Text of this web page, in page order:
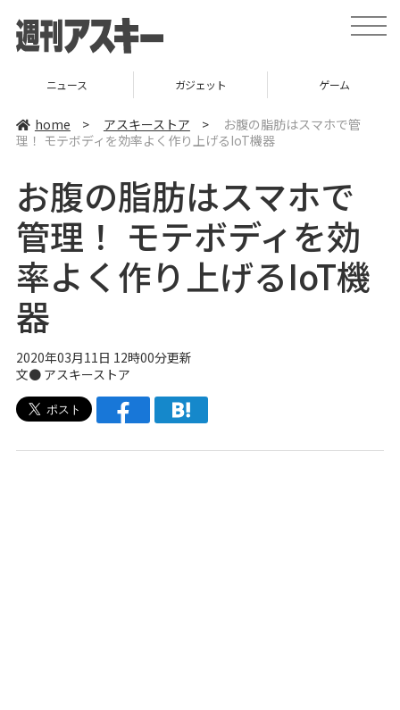
t
o
ニュース ガジェット ゲーム
home > アスキーストア >
お腹の脂肪はスマホで管
理！ モテボディを効率よく作り上げるIoT機器
お腹の脂肪はスマホで
管理！ モテボディを効
率よく作り上げるIoT機
器
2020年03月11日 12時00分更新
文● アスキーストア